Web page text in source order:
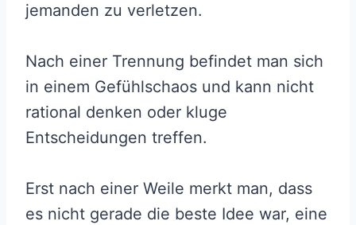
jemanden zu verletzen.
Nach einer Trennung befindet man sich
in einem Gefühlschaos und kann nicht
rational denken oder kluge
Entscheidungen treffen.
Erst nach einer Weile merkt man, dass
es nicht gerade die beste Idee war, eine